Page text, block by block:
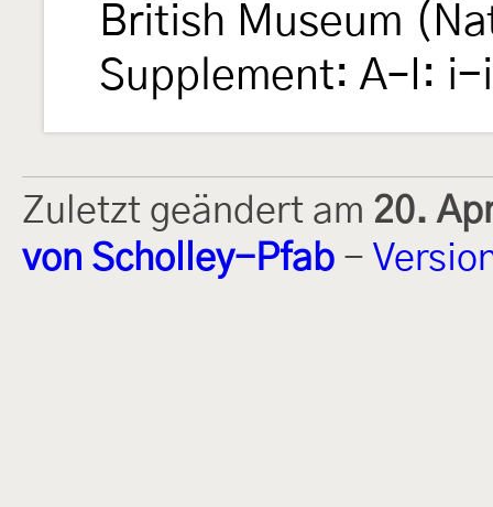
British Museum
Supplement: A–I:
Zuletzt geändert am 20.
von Scholley-Pfab -